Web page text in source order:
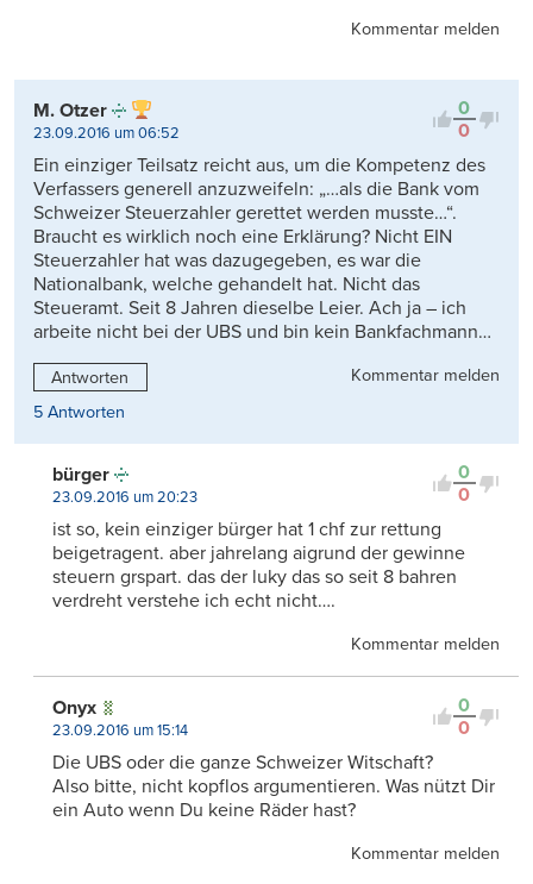
Kommentar melden
0
0
M. Otzer
23.09.2016 um 06:52
Ein einziger Teilsatz reicht aus, um die Kompetenz des
Verfassers generell anzuzweifeln: „…als die Bank vom
Schweizer Steuerzahler gerettet werden musste…“.
Braucht es wirklich noch eine Erklärung? Nicht EIN
Steuerzahler hat was dazugegeben, es war die
Nationalbank, welche gehandelt hat. Nicht das
Steueramt. Seit 8 Jahren dieselbe Leier. Ach ja – ich
arbeite nicht bei der UBS und bin kein Bankfachmann…
Antworten
Kommentar melden
5 Antworten
0
0
bürger
23.09.2016 um 20:23
ist so, kein einziger bürger hat 1 chf zur rettung
beigetragent. aber jahrelang aigrund der gewinne
steuern grspart. das der luky das so seit 8 bahren
verdreht verstehe ich echt nicht….
Kommentar melden
0
0
Onyx
23.09.2016 um 15:14
Die UBS oder die ganze Schweizer Witschaft?
Also bitte, nicht kopflos argumentieren. Was nützt Dir
ein Auto wenn Du keine Räder hast?
Kommentar melden